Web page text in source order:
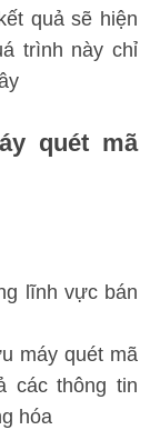
quả sẽ hiện
trình này chỉ
quét mã
lĩnh vực bán
máy quét mã
các thông tin
hóa